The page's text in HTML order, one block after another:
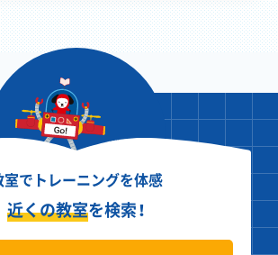
室でトレーニングを体感
近くの教室を検索！